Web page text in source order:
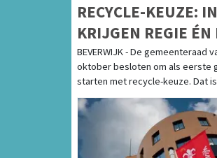
RECYCLE-KEUZE:
KRIJGEN REGIE ÉN
GOED AFVAL
BEVERWIJK - De gemeenteraad
oktober besloten om als eerste
starten met recycle-keuze. Dat